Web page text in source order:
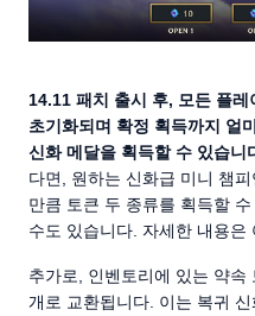
14.11 패치 출시 후, 모든 플
초기화되며 확정 획득까지 얼
신화 메달을 획득할 수 있습니
다면, 원하는 신화급 미니 챔
만큼 토큰 두 종류를 획득할
수도 있습니다. 자세한 내용은
추가로, 인벤토리에 있는 약
개로 교환됩니다. 이는 복귀